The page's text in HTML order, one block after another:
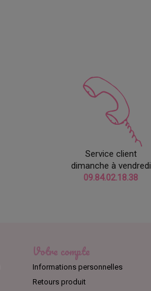
Service client
dimanche à vendredi
09.84.02.18.38
Votre compte
Informations personnelles
Retours produit